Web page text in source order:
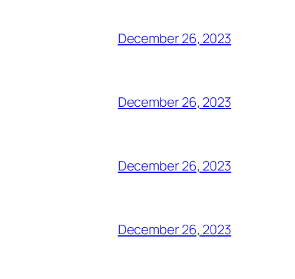
December 26, 2023
December 26, 2023
December 26, 2023
December 26, 2023